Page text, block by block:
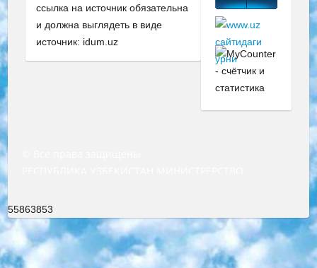
ссылка на источник обязательна
и должна выглядеть в виде
источник: idum.uz
55863853